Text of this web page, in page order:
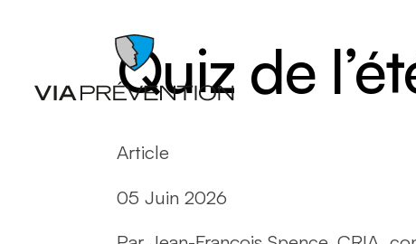
Articles
Chutes
Quiz de
Article
05 Juin 2026